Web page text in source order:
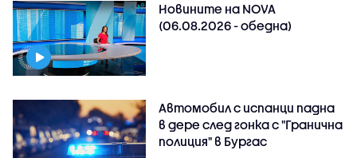
Новините на NOVA
(06.08.2026 - обедна)
Автомобил с испанци падна
в дере след гонка с "Гранична
полиция" в Бургас